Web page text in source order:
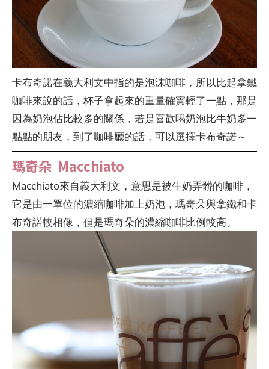
卡布奇諾在義大利文中指的是泡沫咖啡，所以比起拿鐵
咖啡來說的話，杯子拿起來的重量確實輕了一點，那是
因為奶泡佔比較多的關係，若是喜歡喝奶泡比牛奶多一
點點的朋友，到了咖啡廳的話，可以選擇卡布奇諾～
瑪奇朵 Macchiato
Macchiato來自義大利文，意思是被牛奶弄髒的咖啡，
它是由一單位的濃縮咖啡加上奶泡，瑪奇朵與拿鐵和卡
布奇諾較相像，但是瑪奇朵的濃縮咖啡比例較高。